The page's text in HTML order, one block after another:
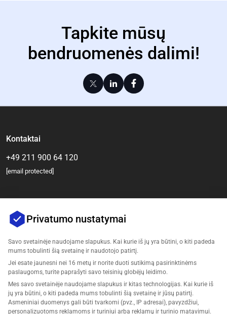
Tapkite mūsų
bendruomenės dalimi!
Kontaktai
+49 211 900 64 120
[email protected]
Įmonė
Palaikymas
Privatumo nustatymai
Savo svetainėje naudojame slapukus. Kai kurie iš jų yra būtini, o kiti padeda
mums tobulinti šią svetainę ir naudotojo patirtį.
Jei esate jaunesni nei 16 metų ir norite duoti sutikimą pasirinktinėms
paslaugoms, turite paprašyti savo teisinių globėjų leidimo.
Mes savo svetainėje naudojame slapukus ir kitas technologijas. Kai kurie iš
jų yra būtini, o kiti padeda mums tobulinti šią svetainę ir jūsų patirtį.
Asmeniniai duomenys gali būti tvarkomi (pvz., IP adresai), pavyzdžiui,
personalizuotoms reklamoms ir turiniui arba reklamų ir turinio matavimui.